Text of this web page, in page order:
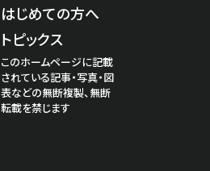
はじめての方へ
トピックス
このホームページに記載
されている記事・写真・図
表などの無断複製、無断
転載を禁じます